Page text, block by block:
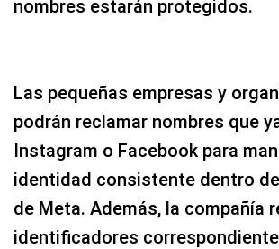
nombres estarán protegidos.
Las pequeñas empresas y
podrán reclamar nombres que
Instagram o Facebook para
identidad consistente dentro
de Meta. Además, la compañía
identificadores